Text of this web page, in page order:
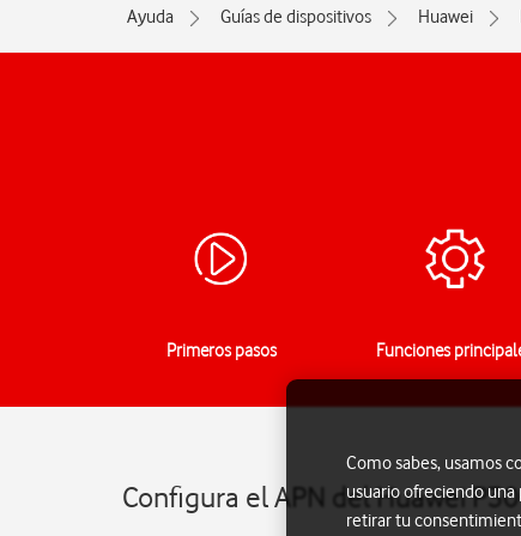
Ayuda Guías de dispositivos Huawei
Primeros pasos Funciones
Configura el APN del Huawei
Como sabes, usamos
usuario ofreciendo una
retirar tu